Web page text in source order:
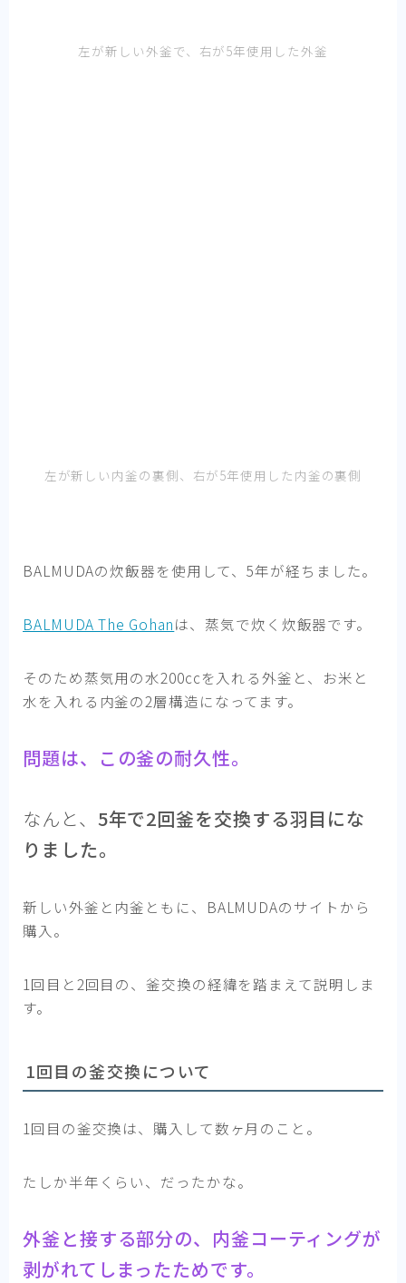
左が新しい外釜で、右が5年使用した外釜
左が新しい内釜の裏側、右が5年使用した内釜の裏側
BALMUDAの炊飯器を使用して、5年が経ちました。
BALMUDA The Gohanは、蒸気で炊く炊飯器です。
そのため蒸気用の水200ccを入れる外釜と、お米と
水を入れる内釜の2層構造になってます。
問題は、この釜の耐久性。
なんと、 5年で2回釜を交換する羽目にな
りました。
新しい外釜と内釜ともに、BALMUDAのサイトから
購入。
1回目と2回目の、釜交換の経緯を踏まえて説明しま
す。
1回目の釜交換について
1回目の釜交換は、購入して数ヶ月のこと。
たしか半年くらい、だったかな。
外釜と接する部分の、内釜コーティングが
剥がれてしまったためです。